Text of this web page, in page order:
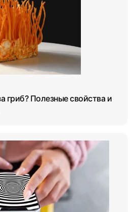
гриб? Полезные свойства и